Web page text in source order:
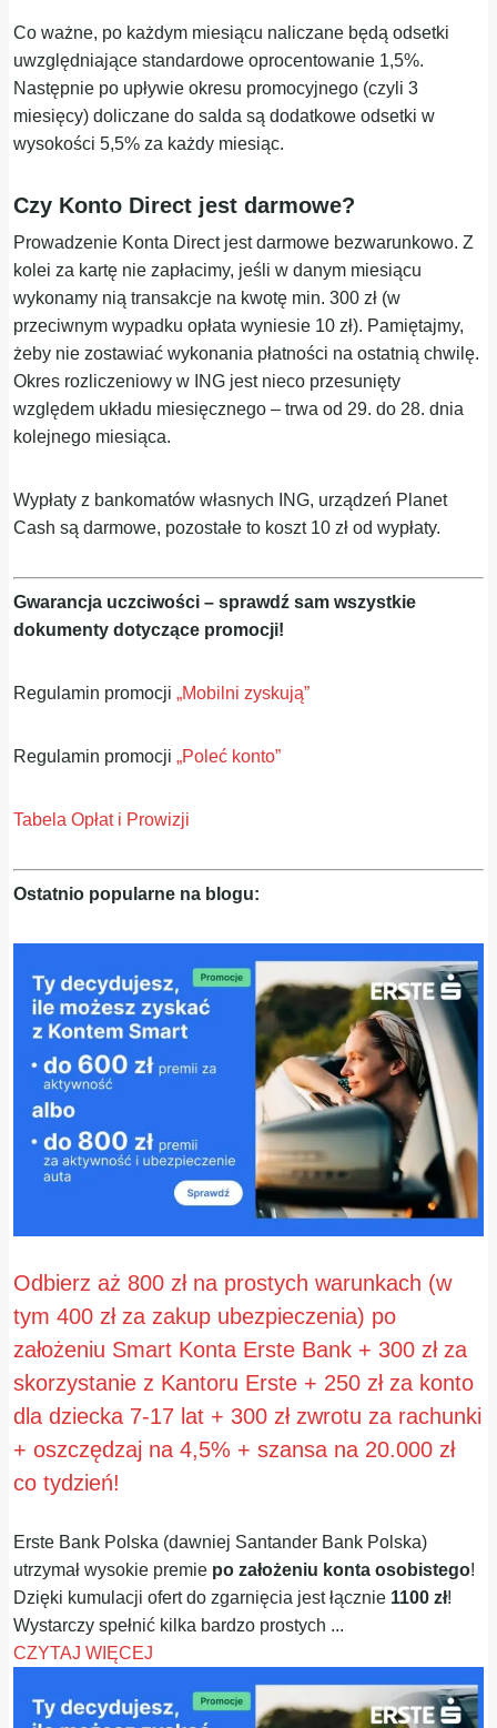
Co ważne, po każdym miesiącu naliczane będą odsetki
uwzględniające standardowe oprocentowanie 1,5%.
Następnie po upływie okresu promocyjnego (czyli 3
miesięcy) doliczane do salda są dodatkowe odsetki w
wysokości 5,5% za każdy miesiąc.
Czy Konto Direct jest darmowe?
Prowadzenie Konta Direct jest darmowe bezwarunkowo. Z
kolei za kartę nie zapłacimy, jeśli w danym miesiącu
wykonamy nią transakcje na kwotę min. 300 zł (w
przeciwnym wypadku opłata wyniesie 10 zł). Pamiętajmy,
żeby nie zostawiać wykonania płatności na ostatnią chwilę.
Okres rozliczeniowy w ING jest nieco przesunięty
względem układu miesięcznego – trwa od 29. do 28. dnia
kolejnego miesiąca.
Wypłaty z bankomatów własnych ING, urządzeń Planet
Cash są darmowe, pozostałe to koszt 10 zł od wypłaty.
Gwarancja uczciwości – sprawdź sam wszystkie
dokumenty dotyczące promocji!
Regulamin promocji„Mobilni zyskują”
Regulamin promocji„Poleć konto”
Tabela Opłat i Prowizji
Ostatnio popularne na blogu:
Odbierz aż 800 zł na prostych warunkach (w
tym 400 zł za zakup ubezpieczenia) po
założeniu Smart Konta Erste Bank + 300 zł za
skorzystanie z Kantoru Erste + 250 zł za konto
dla dziecka 7-17 lat + 300 zł zwrotu za rachunki
+ oszczędzaj na 4,5% + szansa na 20.000 zł
co tydzień!
Erste Bank Polska (dawniej Santander Bank Polska)
utrzymał wysokie premie po założeniu konta osobistego!
Dzięki kumulacji ofert do zgarnięcia jest łącznie 1100 zł!
Wystarczy spełnić kilka bardzo prostych ...
CZYTAJ WIĘCEJ